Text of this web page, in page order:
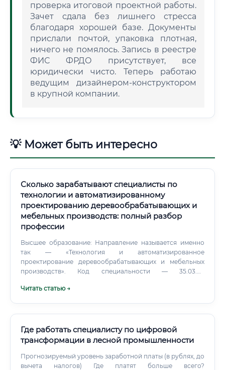
проверка итоговой проектной работы.
Зачет сдала без лишнего стресса
благодаря хорошей базе. Документы
прислали почтой, упаковка плотная,
ничего не помялось. Запись в реестре
ФИС ФРДО присутствует, все
юридически чисто. Теперь работаю
ведущим дизайнером-конструктором
в крупной компании.
💡 Может быть интересно
Сколько зарабатывают специалисты по
технологии и автоматизированному
проектированию деревообрабатывающих и
мебельных производств: полный разбор
профессии
Высшее образование: Направление называется именно
так — «Технология и автоматизированное
проектирование деревообрабатывающих и мебельных
производств». Код специальности — 35.03.02
Читать статью →
Где работать специалисту по цифровой
трансформации в лесной промышленности
Прогнозируемый уровень заработной платы (в рублях, до
вычета налогов) Где платят больше всего?